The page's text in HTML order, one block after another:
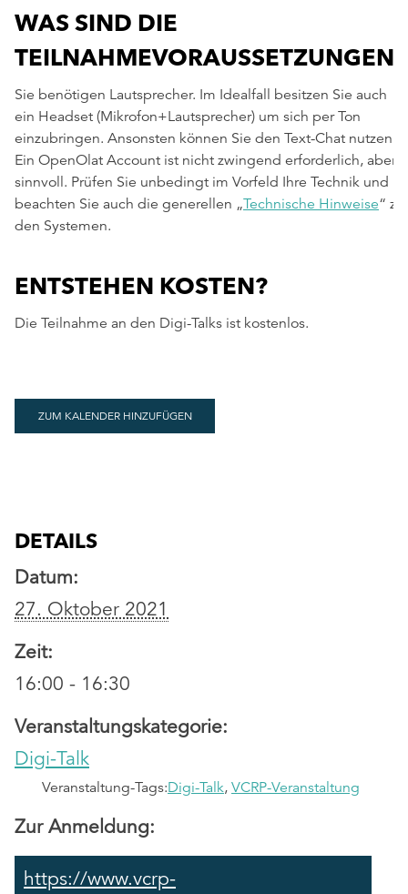
WAS SIND DIE
TEILNAHMEVORAUSSETZUNGEN?
Sie benötigen Lautsprecher. Im Idealfall besitzen Sie auch
ein Headset (Mikrofon+Lautsprecher) um sich per Ton
einzubringen. Ansonsten können Sie den Text-Chat nutzen.
Ein OpenOlat Account ist nicht zwingend erforderlich, aber
sinnvoll. Prüfen Sie unbedingt im Vorfeld Ihre Technik und
beachten Sie auch die generellen „Technische Hinweise“ zu
den Systemen.
ENTSTEHEN KOSTEN?
Die Teilnahme an den Digi-Talks ist kostenlos.
ZUM KALENDER HINZUFÜGEN
DETAILS
Datum:
27. Oktober 2021
Zeit:
16:00 - 16:30
Veranstaltungskategorie:
Digi-Talk
Veranstaltung-Tags:Digi-Talk, VCRP-Veranstaltung
Zur Anmeldung:
https://www.vcrp-